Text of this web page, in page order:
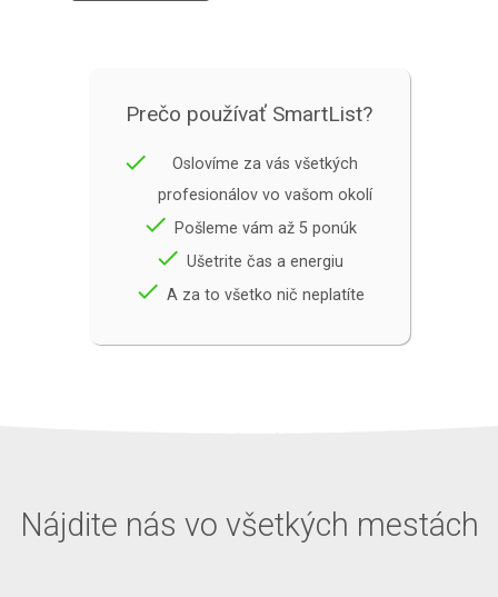
Prečo používať SmartList?
done
Oslovíme za vás všetkých
profesionálov vo vašom okolí
done Pošleme vám až 5 ponúk
done Ušetrite čas a energiu
done A za to všetko nič neplatíte
Nájdite nás vo všetkých mestách